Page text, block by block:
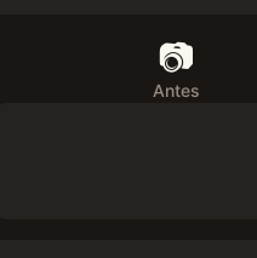
📷
Antes